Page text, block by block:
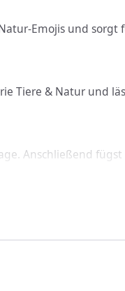
Emojis und sorgt
Tiere & Natur und
Anschließend
Linux, iOS